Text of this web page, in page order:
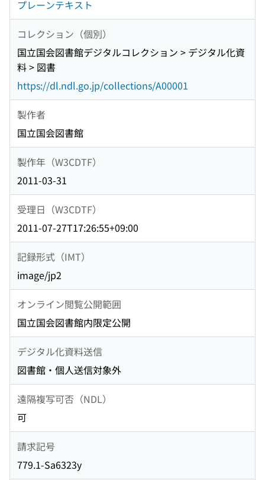
プレーンテキスト
コレクション（個別）
国立国会図書館デジタルコレクション > デジタル化資
料 > 図書
https://dl.ndl.go.jp/collections/A00001
製作者
国立国会図書館
製作年（W3CDTF）
2011-03-31
受理日（W3CDTF）
2011-07-27T17:26:55+09:00
記録形式（IMT）
image/jp2
オンライン閲覧公開範囲
国立国会図書館内限定公開
デジタル化資料送信
図書館・個人送信対象外
遠隔複写可否（NDL）
可
請求記号
779.1-Sa6323y